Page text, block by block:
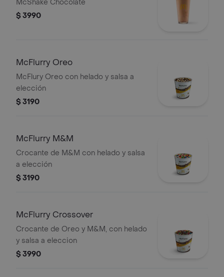
McShake Chocolate
$ 3990
McFlurry Oreo
McFlury Oreo con helado y salsa a
elección
$ 3190
McFlurry M&M
Crocante de M&M con helado y salsa
a elección
$ 3190
McFlurry Crossover
Crocante de Oreo y M&M, con helado
y salsa a eleccion
$ 3990